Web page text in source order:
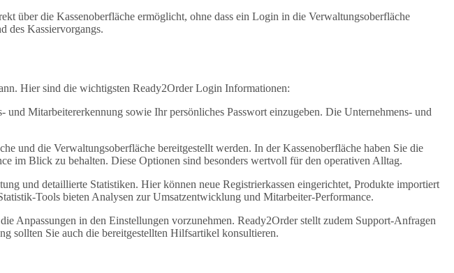
über die Kassenoberfläche ermöglicht, ohne dass ein Login in die Verwaltungsoberfläche
des Kassiervorgangs.
Hier sind die wichtigsten Ready2Order Login Informationen:
Mitarbeitererkennung sowie Ihr persönliches Passwort einzugeben. Die Unternehmens- und
und die Verwaltungsoberfläche bereitgestellt werden. In der Kassenoberfläche haben Sie die
im Blick zu behalten. Diese Optionen sind besonders wertvoll für den operativen Alltag.
und detaillierte Statistiken. Hier können neue Registrierkassen eingerichtet, Produkte importiert
Tools bieten Analysen zur Umsatzentwicklung und Mitarbeiter-Performance.
Anpassungen in den Einstellungen vorzunehmen. Ready2Order stellt zudem Support-Anfragen
sollten Sie auch die bereitgestellten Hilfsartikel konsultieren.